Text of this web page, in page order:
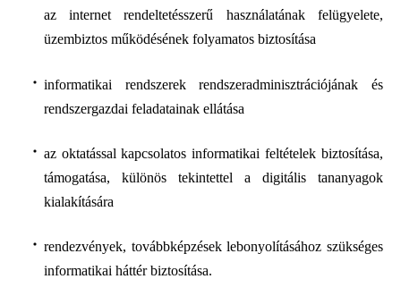
az internet rendeltetésszerű használatának felügyelete,
üzembiztos működésének folyamatos biztosítása
informatikai rendszerek rendszeradminisztrációjának és
rendszergazdai feladatainak ellátása
az oktatással kapcsolatos informatikai feltételek biztosítása,
támogatása, különös tekintettel a digitális tananyagok
kialakítására
rendezvények, továbbképzések lebonyolításához szükséges
informatikai háttér biztosítása.